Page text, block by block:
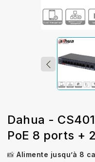
Dahua -
PoE 8 ports +
📸 Alimente jusqu’à 8